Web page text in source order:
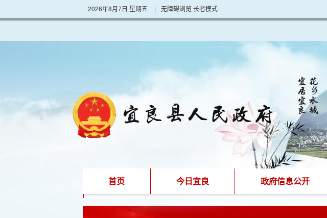
2026年8月7日 星期五 | 无障碍浏览长者模式
首页 今日宜良 政府信息公开